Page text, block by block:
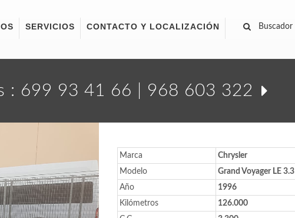
SERVICIOS CONTACTO Y LOCALIZACIÓN Buscador
: 699 93 41 66 | 968 603 322
Marca
Chrysler
Modelo
Grand Voyager LE 3.3
Año
1996
Kilómetros
126.000